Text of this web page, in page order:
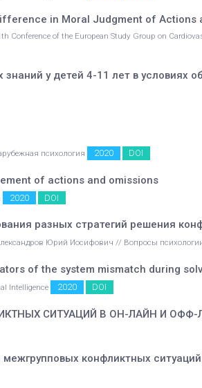
in Moral Judgment of Actions
Conference of the European Study Group on
у детей 4-11 лет в условиях
психология 2020 DOI
of actions and omissions
2020 DOI
разных стратегий решения
Юрий Иосифович // Вопросы
of the system mismatch during
Intelligence 2020 DOI
СИТУАЦИЙ В ОН-ЛАЙН И ОФФ-
конфликтных